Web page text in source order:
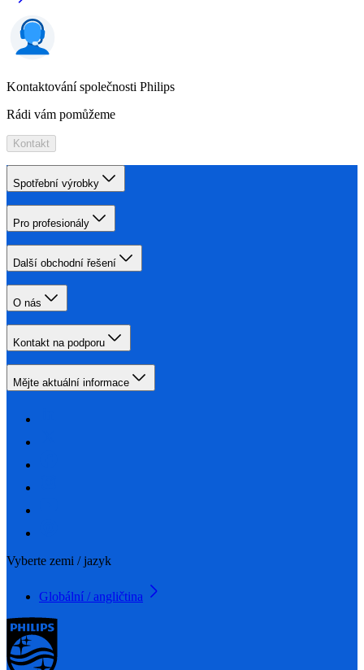
Kontaktování společnosti Philips
Rádi vám pomůžeme
Kontakt
Spotřební výrobky
Pro profesionály
Další obchodní řešení
O nás
Kontakt na podporu
Mějte aktuální informace
Vyberte zemi / jazyk
Globální / angličtina